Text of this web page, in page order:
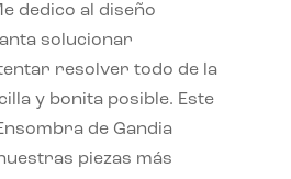
dedico al diseño
solucionar
resolver todo de la
y bonita posible. Este
de Gandia
piezas más